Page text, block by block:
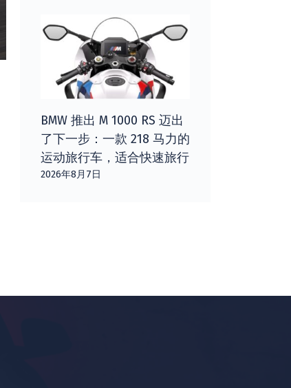
BMW 推出 M 1000 RS 迈出
了下一步：一款 218 马力的
运动旅行车，适合快速旅行
2026年8月7日